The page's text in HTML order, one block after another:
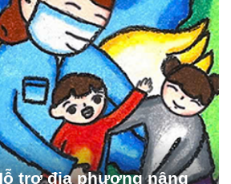
trợ địa phương nâng